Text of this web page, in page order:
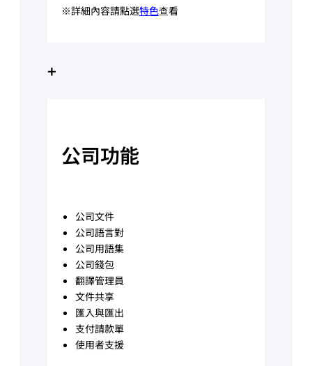
※詳細內容請點選特色查看
+
公司功能
公司文件
公司語言對
公司用語集
公司錢包
翻譯管理員
文件共享
匯入與匯出
支付請款單
使用者支援